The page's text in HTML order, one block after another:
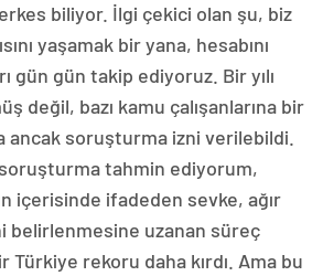
biliyor. İlgi çekici olan şu, biz
yaşamak bir yana, hesabını
gün gün takip ediyoruz. Bir yılı
değil, bazı kamu çalışanlarına bir
ancak soruşturma izni verilebildi.
tahmin ediyorum,
içerisinde ifadeden sevke, ağır
belirlenmesine uzanan süreç
Türkiye rekoru daha kırdı. Ama bu